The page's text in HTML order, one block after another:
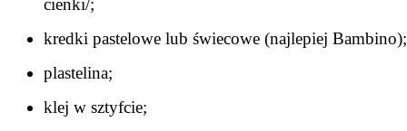
cienki/;
kredki pastelowe lub świecowe (najlepiej Bambino);
plastelina;
klej w sztyfcie;